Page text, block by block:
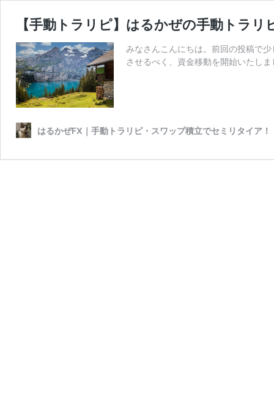
【手動トラリピ】はるかぜの手動トラ
みなさんこんにちは。前回の投稿で
させるべく、資金移動を開始いたし
はるかぜFX｜手動トラリピ・スワップ積立でセミリタイア！